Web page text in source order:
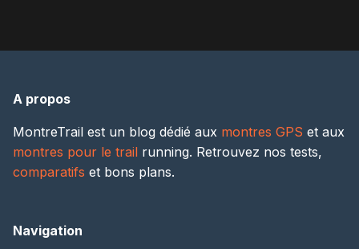
A propos
MontreTrail est un blog dédié aux montres GPS et aux
montres pour le trail running. Retrouvez nos tests,
comparatifs et bons plans.
Navigation